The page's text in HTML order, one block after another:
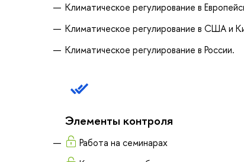
Климатическое регулирование в
Климатическое регулирование в США и
Климатическое регулирование в России.
Элементы контроля
Работа на семинарах